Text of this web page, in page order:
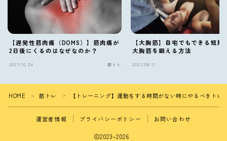
【遅発性筋肉痛（DOMS）】筋肉痛が
2日後にくるのはなぜなのか？
2023.10.24 筋トレ
【大胸筋】自宅でもできる短期
大胸筋を鍛える方法
2023.09.11
HOME ＞ 筋トレ ＞ 【トレーニング】運動をする時間がない時にやるべきトレ
運営者情報 プライバシーポリシー お問い合わせ
2023–2026